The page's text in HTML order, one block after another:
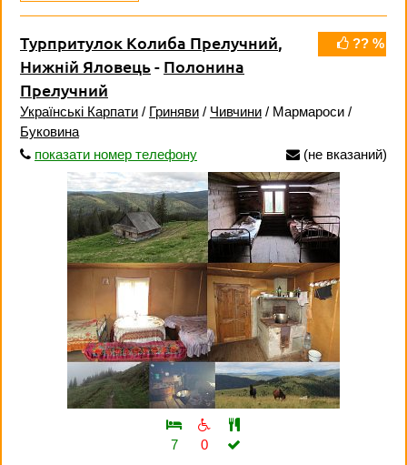
?? %
Турпритулок Колиба Прелучний,
Нижній Яловець- Полонина
Прелучний
Українські Карпати / Гриняви / Чивчини / Мармароси /
Буковина
показати номер телефону
(не вказаний)
7
0